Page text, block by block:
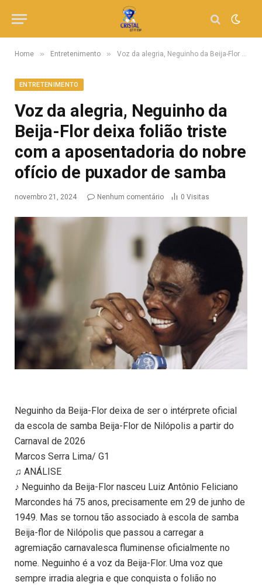
Home » Entretenimento » Voz da alegria, Neguinho da Beija-Flor deixa folião triste com a aposentadoria do nobre ofício de puxador de samba
ENTRETENIMENTO
Voz da alegria, Neguinho da
Beija-Flor deixa folião triste
com a aposentadoria do nobre
ofício de puxador de samba
novembro 21, 2024 Nenhum comentário 0 Visitas
Neguinho da Beija-Flor deixa de ser o intérprete oficial
da escola de samba Beija-Flor de Nilópolis a partir do
Carnaval de 2026
Marcos Serra Lima/ G1
♫ ANÁLISE
♪ Neguinho da Beija-Flor nasceu Luiz Antônio Feliciano
Marcondes há 75 anos, precisamente em 29 de junho de
1949. Mas se tornou tão associado à escola de samba
Beija-flor de Nilópolis que passou a carregar a
agremiação carnavalesca fluminense oficialmente no
nome. Neguinho é a voz da Beija-Flor. Uma voz que
sempre irradia alegria e que conquista o folião no